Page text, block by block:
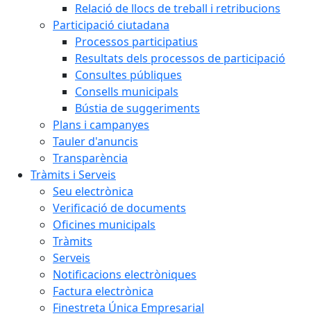
Relació de llocs de treball i retribucions
Participació ciutadana
Processos participatius
Resultats dels processos de participació
Consultes públiques
Consells municipals
Bústia de suggeriments
Plans i campanyes
Tauler d'anuncis
Transparència
Tràmits i Serveis
Seu electrònica
Verificació de documents
Oficines municipals
Tràmits
Serveis
Notificacions electròniques
Factura electrònica
Finestreta Única Empresarial